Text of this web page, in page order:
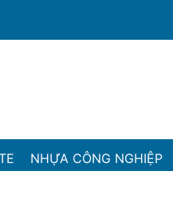
NHỰA CÔNG NGHIỆP